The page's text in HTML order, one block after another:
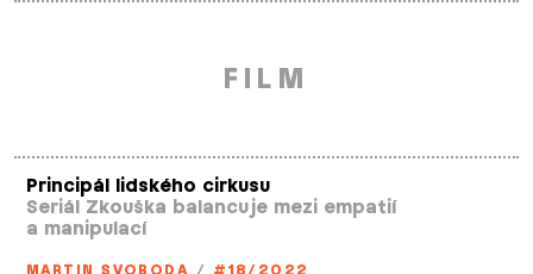
FILM
Principál lidského cirkusu
Seriál Zkouška balancuje mezi empatií
a manipulací